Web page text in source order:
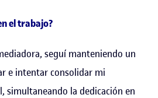
el trabajo?
seguí manteniendo un
e intentar consolidar mi
simultaneando la dedicación en